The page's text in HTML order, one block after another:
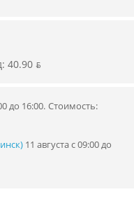
40.90 ƃ
до 16:00. Стоимость:
11 августа с 09:00 до